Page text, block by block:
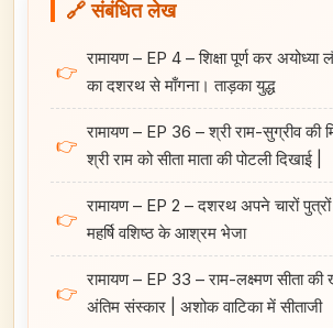
🔗 संबंधित लेख
👉
रामायण – EP 4 – शिक्षा पूर्ण कर अयोध्या
का दशरथ से माँगना। ताड़का युद्ध
👉
रामायण – EP 36 – श्री राम-सुग्रीव की
श्री राम को सीता माता की पोटली दिखाई |
👉
रामायण – EP 2 – दशरथ अपने चारों
महर्षि वशिष्ठ के आश्रम भेजा
👉
रामायण – EP 33 – राम-लक्ष्मण सीता
अंतिम संस्कार | अशोक वाटिका में सीताजी